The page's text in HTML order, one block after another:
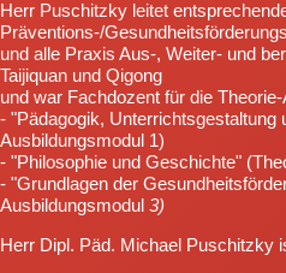
Herr Puschitzky leitet
Präventions-/
und alle Praxis Aus-, Weiter- und
Taijiquan und Qigong
und war Fachdozent für die
- "Pädagogik, Unterrichtsgestaltung
Ausbildungsmodul 1)
- "Philosophie und Geschichte"
- "Grundlagen der
Ausbildungsmodul 3)
Herr Dipl. Päd. Michael Puschitzky